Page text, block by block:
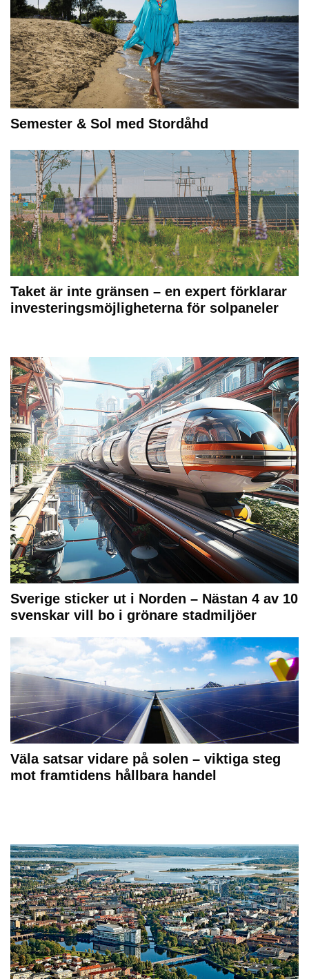
Semester & Sol med Stordåhd
Taket är inte gränsen – en expert förklarar
investeringsmöjligheterna för solpaneler
Sverige sticker ut i Norden – Nästan 4 av 10
svenskar vill bo i grönare stadmiljöer
Väla satsar vidare på solen – viktiga steg
mot framtidens hållbara handel